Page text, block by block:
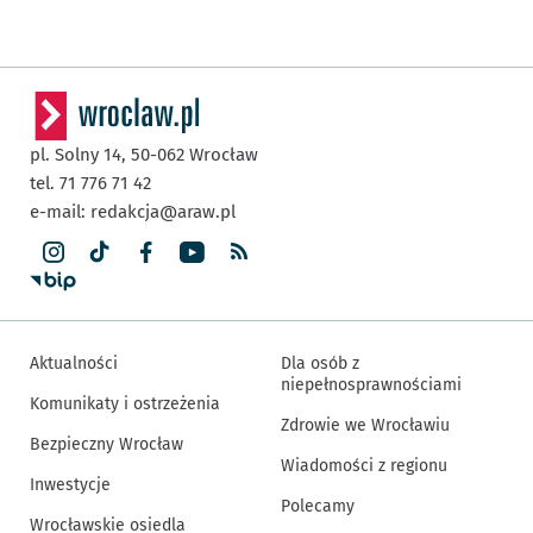
pl. Solny 14, 50-062 Wrocław
tel. 71 776 71 42
e-mail: redakcja@araw.pl
Aktualności
Komunikaty i ostrzeżenia
Bezpieczny Wrocław
Inwestycje
Wrocławskie osiedla
Dla osób z
niepełnosprawnościami
Zdrowie we Wrocławiu
Wiadomości z regionu
Polecamy